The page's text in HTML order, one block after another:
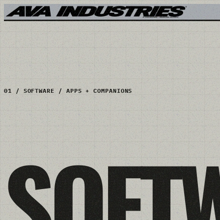
Zum
Inhalt
springen
01 / SOFTWARE / APPS + COMPANIONS